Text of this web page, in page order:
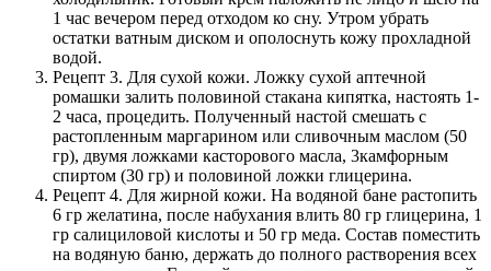
1 час вечером перед отходом ко сну. Утром убрать
остатки ватным диском и ополоснуть кожу прохладной
водой.
Рецепт 3. Для сухой кожи. Ложку сухой аптечной
ромашки залить половиной стакана кипятка, настоять 1-
2 часа, процедить. Полученный настой смешать с
растопленным маргарином или сливочным маслом (50
гр), двумя ложками касторового масла, 3камфорным
спиртом (30 гр) и половиной ложки глицерина.
Рецепт 4. Для жирной кожи. На водяной бане растопить
6 гр желатина, после набухания влить 80 гр глицерина, 1
гр салициловой кислоты и 50 гр меда. Состав поместить
на водяную баню, держать до полного растворения всех